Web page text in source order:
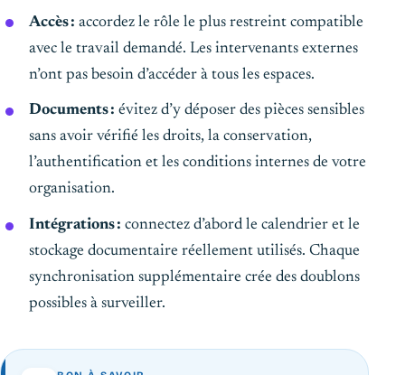
Accès : accordez le rôle le plus restreint compatible
avec le travail demandé. Les intervenants externes
n’ont pas besoin d’accéder à tous les espaces.
Documents : évitez d’y déposer des pièces sensibles
sans avoir vérifié les droits, la conservation,
l’authentification et les conditions internes de votre
organisation.
Intégrations : connectez d’abord le calendrier et le
stockage documentaire réellement utilisés. Chaque
synchronisation supplémentaire crée des doublons
possibles à surveiller.